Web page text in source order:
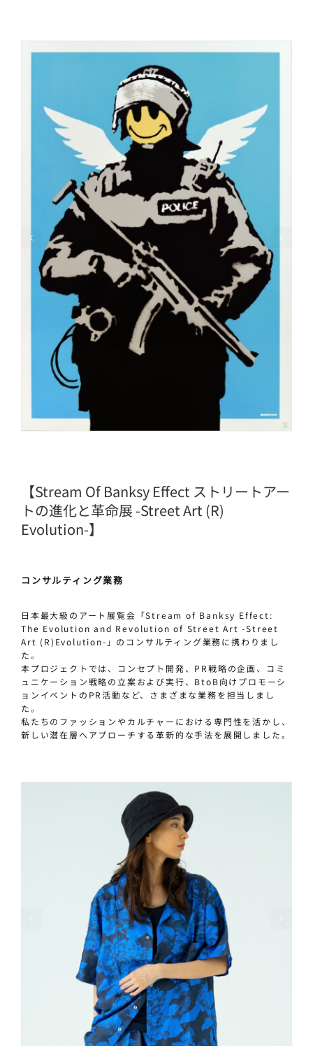
【Stream Of Banksy Effect ストリートアー
トの進化と革命展 -Street Art (R)
Evolution-】
コンサルティング業務
日本最大級のアート展覧会「Stream of Banksy Effect:
The Evolution and Revolution of Street Art -Street
Art (R)Evolution-」のコンサルティング業務に携わりまし
た。
本プロジェクトでは、コンセプト開発、PR戦略の企画、コミ
ュニケーション戦略の立案および実行、BtoB向けプロモーシ
ョンイベントのPR活動など、さまざまな業務を担当しまし
た。
私たちのファッションやカルチャーにおける専門性を活かし、
新しい潜在層へアプローチする革新的な手法を展開しました。